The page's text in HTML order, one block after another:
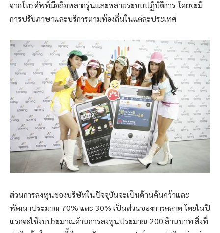
จากโทรศัพท์มือถือหลากรุ่นและหลายระบบปฏิบัติการ โดยจะมี
การปรับภาษาและบริการตามท้องถิ่นในแต่ละประเทศ
ส่วนการลงทุนของบริษัทในปัจจุบันจะเป็นด้านค้นคว้าและ
พัฒนาประมาณ 70% และ 30% เป็นส่วนของการตลาด โดยในปี
แรกจะใช้งบประมาณด้านการลงทุนประมาณ 200 ล้านบาท สิ่งที่